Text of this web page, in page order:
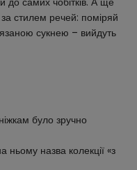
стилем речей: поміряй
сукнею – вийдуть
було зручно
назва колекції «з